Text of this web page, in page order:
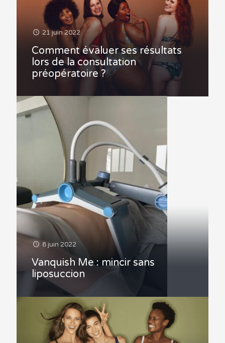
21 juin 2022
Comment évaluer ses résultats
lors de la consultation
préopératoire ?
8 juin 2022
Vanquish Me : mincir sans
liposuccion